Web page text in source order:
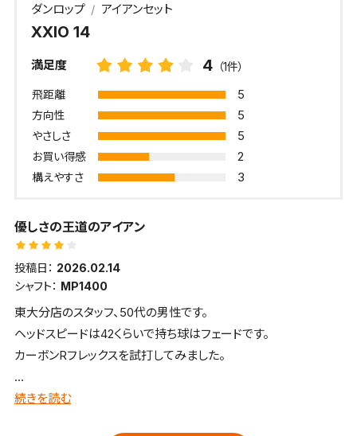
ダンロップ アイアンセット
XXIO 14
満足度 4 （1件）
飛距離 5
方向性 5
やさしさ 5
お買い得感 2
構えやすさ 3
優しさの王道のアイアン
投稿日： 2026.02.14
シャフト： MP1400
東大分店のスタッフ、50代の男性です。
ヘッドスピードは42くらいで持ち球はフェードです。
カーボンRフレックスを試打してみました。
■全体的な感想、イメージ
続きを読む